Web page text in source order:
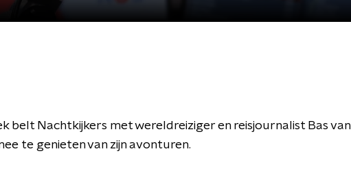
belt Nachtkijkers met wereldreiziger en reisjournalist Bas van
te genieten van zijn avonturen.